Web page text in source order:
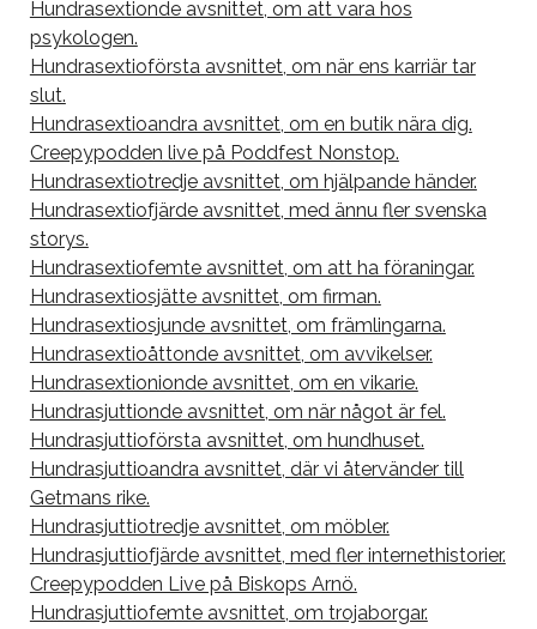
Hundrasextionde avsnittet, om att vara hos
psykologen.
Hundrasextioförsta avsnittet, om när ens karriär tar
slut.
Hundrasextioandra avsnittet, om en butik nära dig.
Creepypodden live på Poddfest Nonstop.
Hundrasextiotredje avsnittet, om hjälpande händer.
Hundrasextiofjärde avsnittet, med ännu fler svenska
storys.
Hundrasextiofemte avsnittet, om att ha föraningar.
Hundrasextiosjätte avsnittet, om firman.
Hundrasextiosjunde avsnittet, om främlingarna.
Hundrasextioåttonde avsnittet, om avvikelser.
Hundrasextionionde avsnittet, om en vikarie.
Hundrasjuttionde avsnittet, om när något är fel.
Hundrasjuttioförsta avsnittet, om hundhuset.
Hundrasjuttioandra avsnittet, där vi återvänder till
Getmans rike.
Hundrasjuttiotredje avsnittet, om möbler.
Hundrasjuttiofjärde avsnittet, med fler internethistorier.
Creepypodden Live på Biskops Arnö.
Hundrasjuttiofemte avsnittet, om trojaborgar.